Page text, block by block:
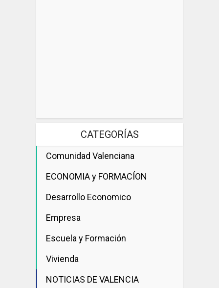
CATEGORÍAS
Comunidad Valenciana
ECONOMIA y FORMACÍON
Desarrollo Economico
Empresa
Escuela y Formación
Vivienda
NOTICIAS DE VALENCIA